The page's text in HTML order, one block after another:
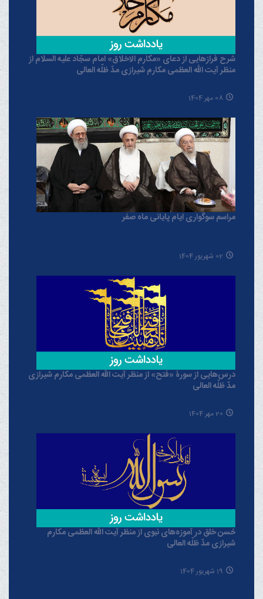
شرح فرازهایی از دعای «مکارم الاخلاق» امام سجّاد علیه السلام از
منظر آیت الله العظمی مکارم شیرازی مدّ ظلّه العالی
08 مهر 1404
مراسم سوگواری ایام پایانی ماه صفر
02 شهریور 1404
درس‌هایی از سورۀ «فتح» از منظر آیت الله العظمی مکارم شیرازی
مدّ ظلّه العالی
20 مهر 1404
حُسن خلق در آموزه‌های نبوی از منظر آیت الله العظمی مکارم
شیرازی مدّ ظلّه العالی
19 شهریور 1404